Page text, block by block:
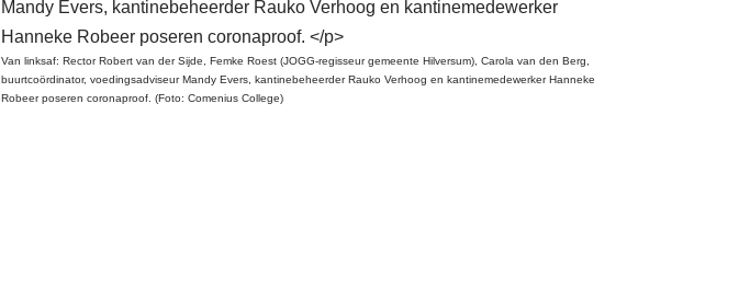
Van linksaf: Rector Robert van der Sijde, Femke Roest (JOGG-regisseur gemeente Hilversum), Carola van den Berg,
buurtcoördinator, voedingsadviseur Mandy Evers, kantinebeheerder Rauko Verhoog en kantinemedewerker Hanneke
Robeer poseren coronaproof. (Foto: Comenius College)